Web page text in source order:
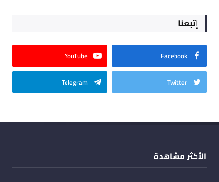
إتبعنا
Facebook
YouTube
Twitter
Telegram
الأكثر مشاهدة